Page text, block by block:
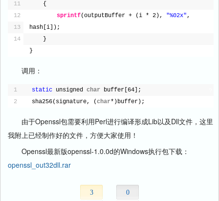
11
12
13
14
{
sprintf(outputBuffer + (i * 2), "%02x",
hash[i]);
}
}
调用：
1
2
static unsigned char buffer[64];
sha256(signature, (char*)buffer);
由于Openssl包需要利用Perl进行编译形成Lib以及Dll文件，这里
我附上已经制作好的文件，方便大家使用！
Openssl最新版openssl-1.0.0d的Windows执行包下载：
openssl_out32dll.rar
3 0